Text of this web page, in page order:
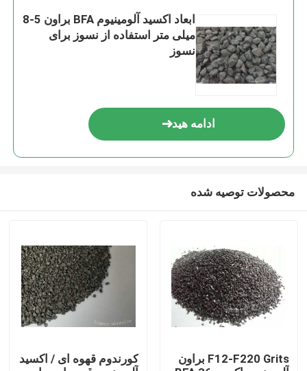
ابعاد اکسید آلومینیوم BFA براون 5-8
میلی متر استفاده از نسوز برای
نسوز
ادامه هید
محصولات توصیه شده
F12-F220 Grits براون
کورندوم قهوه ای / اکسید